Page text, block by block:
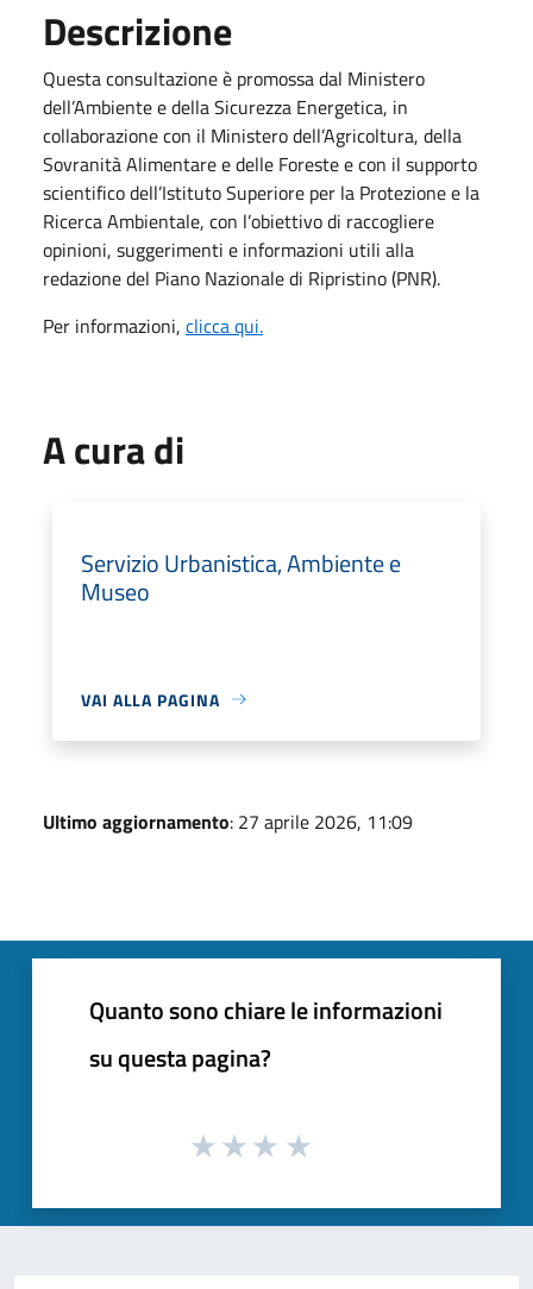
Descrizione
Questa consultazione è promossa dal Ministero
dell’Ambiente e della Sicurezza Energetica, in
collaborazione con il Ministero dell’Agricoltura, della
Sovranità Alimentare e delle Foreste e con il supporto
scientifico dell’Istituto Superiore per la Protezione e la
Ricerca Ambientale, con l’obiettivo di raccogliere
opinioni, suggerimenti e informazioni utili alla
redazione del Piano Nazionale di Ripristino (PNR).
Per informazioni, clicca qui.
A cura di
Servizio Urbanistica, Ambiente e
Museo
VAI ALLA PAGINA
Ultimo aggiornamento: 27 aprile 2026, 11:09
Quanto sono chiare le informazioni
su questa pagina?